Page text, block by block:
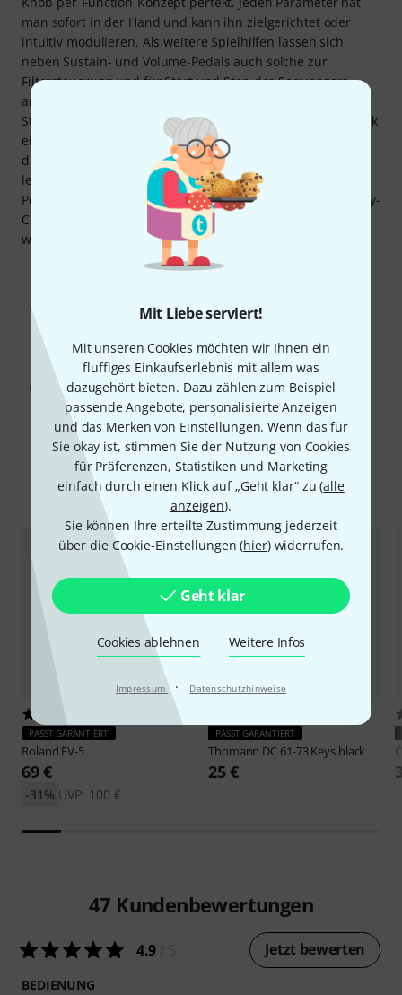
Mit Liebe serviert!
Mit unseren Cookies möchten wir Ihnen ein
fluffiges Einkaufserlebnis mit allem was
dazugehört bieten. Dazu zählen zum Beispiel
passende Angebote, personalisierte Anzeigen
und das Merken von Einstellungen. Wenn das für
Sie okay ist, stimmen Sie der Nutzung von Cookies
für Präferenzen, Statistiken und Marketing
einfach durch einen Klick auf „Geht klar“ zu (alle
anzeigen).
Sie können Ihre erteilte Zustimmung jederzeit
über die Cookie-Einstellungen (hier) widerrufen.
Geht klar
Cookies ablehnen Weitere Infos
Impressum · Datenschutzhinweise
man sofort in der Hand und kann ihn zielgerichtet oder
intuitiv modulieren. Als weitere Spielhilfen lassen sich
neben Sustain- und Volume-Pedals auch solche zur
Filtersteuerung und für Start und Stop des Sequenzers
anschließen. Im Studioeinsatz können der polyphone
Stepsequenzer, der Arpeggiator und der LFO zur MIDI-Clock
einer DAW synchronisiert werden. Die Sounds, die von
diesen Funktionen Gebrauch machen, lassen sich somit
leicht in eine Produktion einbinden. Wird eine größere
Polyphonie benötigt, kann das OB-6-Desktop-Modul via Poly-
Chain-Funktion an das OB-6-Keyboard angeschlossen
werden und die Stimmenzahl verdoppeln.
Zubehör & passende Artikel
PASST GARANTIERT
Roland EV-5
69 €
UVP: 100 €
-31%
PASST GARANTIERT
Thomann DC 61-73 Keys black
25 €
47 Kundenbewertungen
4.9 Jetzt bewerten
BEDIENUNG